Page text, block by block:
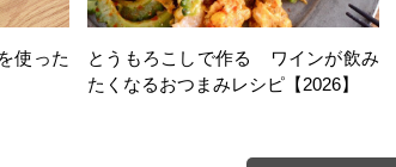
使った
とうもろこしで作る ワインが飲み
たくなるおつまみレシピ【2026】